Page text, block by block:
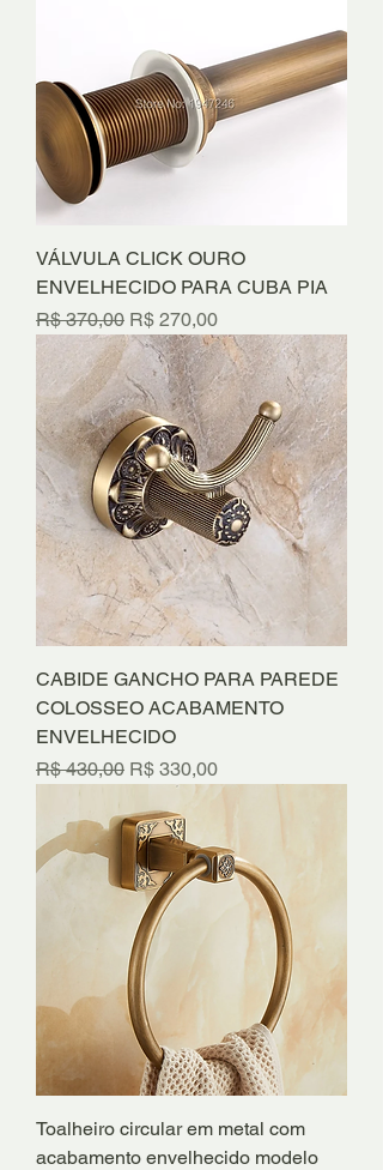
VÁLVULA CLICK OURO
ENVELHECIDO PARA CUBA PIA
Preço normal
R$ 370,00 Preço promocional
R$ 270,00
CABIDE GANCHO PARA PAREDE
COLOSSEO ACABAMENTO
ENVELHECIDO
Preço normal
R$ 430,00 Preço promocional
R$ 330,00
Toalheiro circular em metal com
acabamento envelhecido modelo